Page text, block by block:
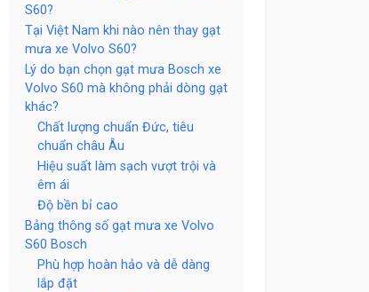
S60?
Tại Việt Nam khi nào nên thay gạt
mưa xe Volvo S60?
Lý do bạn chọn gạt mưa Bosch xe
Volvo S60 mà không phải dòng gạt
khác?
Chất lượng chuẩn Đức, tiêu
chuẩn châu Âu
Hiệu suất làm sạch vượt trội và
êm ái
Độ bền bỉ cao
Bảng thông số gạt mưa xe Volvo
S60 Bosch
Phù hợp hoàn hảo và dễ dàng
lắp đặt